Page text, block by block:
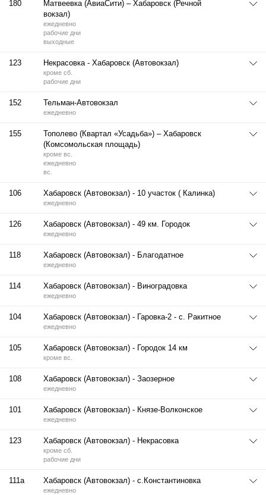
180
Матвеевка (АвиаСити) – Хабаровск (Речной
вокзал)
ежедневно
рабочие дни
выходные
123 Некрасовка - Хабаровск (Автовокзал)
кроме сб.
рабочие дни
152 Тельман-Автовокзал
ежедневно
155
Тополево (Квартал «Усадьба») – Хабаровск
(Комсомольская площадь)
кроме вс.
ежедневно
вс.
106 Хабаровск (Автовокзал) - 10 участок ( Калинка)
ежедневно
126 Хабаровск (Автовокзал) - 49 км. Городок
ежедневно
118 Хабаровск (Автовокзал) - Благодатное
ежедневно
114 Хабаровск (Автовокзал) - Виноградовка
ежедневно
104 Хабаровск (Автовокзал) - Гаровка-2 - с. Ракитное
ежедневно
105 Хабаровск (Автовокзал) - Городок 14 км
кроме вс.
108 Хабаровск (Автовокзал) - Заозерное
ежедневно
101 Хабаровск (Автовокзал) - Князе-Волконское
ежедневно
123 Хабаровск (Автовокзал) - Некрасовка
кроме сб.
рабочие дни
111а Хабаровск (Автовокзал) - с.Константиновка
ежедневно